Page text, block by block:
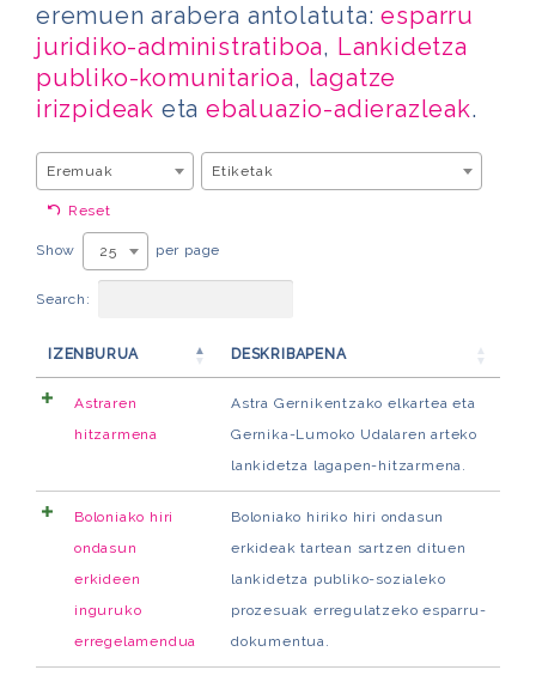
eremuen arabera antolatuta:esparru
juridiko-administratiboa, Lankidetza
publiko-komunitarioa, lagatze
irizpideak etaebaluazio-adierazleak.
Eremuak Etiketak
Reset
Show 25 per page
Search:
IZENBURUA DESKRIBAPENA
Astraren
hitzarmena
Astra Gernikentzako elkartea eta
Gernika-Lumoko Udalaren arteko
lankidetza lagapen-hitzarmena.
Boloniako hiri
ondasun
erkideen
inguruko
erregelamendua
Boloniako hiriko hiri ondasun
erkideak tartean sartzen dituen
lankidetza publiko-sozialeko
prozesuak erregulatzeko esparru-
dokumentua.